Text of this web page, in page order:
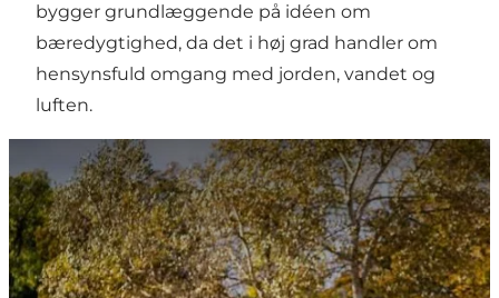
bygger grundlæggende på idéen om
bæredygtighed, da det i høj grad handler om
hensynsfuld omgang med jorden, vandet og
luften.